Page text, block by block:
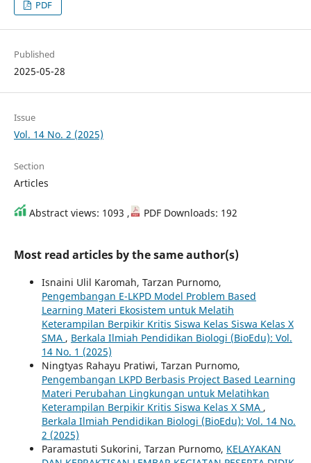
PDF
Published
2025-05-28
Issue
Vol. 14 No. 2 (2025)
Section
Articles
Abstract views: 1093 , PDF Downloads: 192
Most read articles by the same author(s)
Isnaini Ulil Karomah, Tarzan Purnomo,
Pengembangan E-LKPD Model Problem Based
Learning Materi Ekosistem untuk Melatih
Keterampilan Berpikir Kritis Siswa Kelas Siswa Kelas X
SMA , Berkala Ilmiah Pendidikan Biologi (BioEdu): Vol.
14 No. 1 (2025)
Ningtyas Rahayu Pratiwi, Tarzan Purnomo,
Pengembangan LKPD Berbasis Project Based Learning
Materi Perubahan Lingkungan untuk Melatihkan
Keterampilan Berpikir Kritis Siswa Kelas X SMA ,
Berkala Ilmiah Pendidikan Biologi (BioEdu): Vol. 14 No.
2 (2025)
Paramastuti Sukorini, Tarzan Purnomo, KELAYAKAN